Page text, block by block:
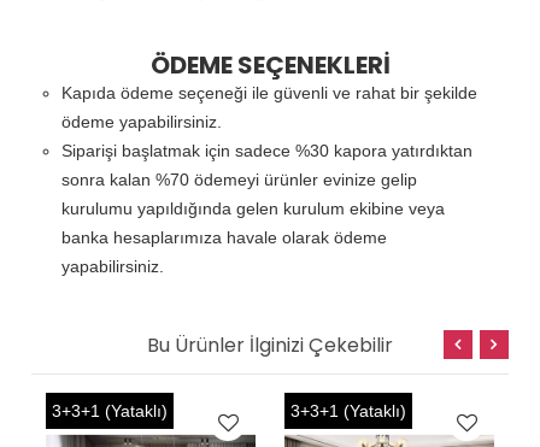
ÖDEME SEÇENEKLERİ
Kapıda ödeme seçeneği ile güvenli ve rahat bir şekilde
ödeme yapabilirsiniz.
Siparişi başlatmak için sadece %30 kapora yatırdıktan
sonra kalan %70 ödemeyi ürünler evinize gelip
kurulumu yapıldığında gelen kurulum ekibine veya
banka hesaplarımıza havale olarak ödeme
yapabilirsiniz.
Bu Ürünler İlginizi Çekebilir
3+3+1 (Yataklı) 3+3+1 (Yataklı)